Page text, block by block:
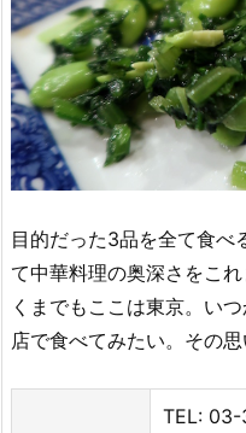
目的だった3品を全て食べ
て中華料理の奥深さをこ
くまでもここは東京。い
店で食べてみたい。その思
TEL: